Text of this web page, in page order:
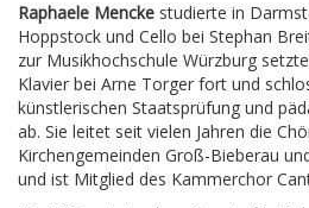
Raphaele Mencke studierte in
Hoppstock und Cello bei Stephan
zur Musikhochschule Würzburg
Klavier bei Arne Torger fort und
künstlerischen Staatsprüfung und
ab. Sie leitet seit vielen Jahren die
Kirchengemeinden Groß-Bieberau
und ist Mitglied des Kammerchor